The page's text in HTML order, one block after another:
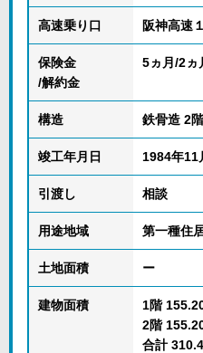
高速乗り口 阪神高速
保険金
/解約金
5ヵ月/2ヵ
構造 鉄骨造 2階
竣工年月日 1984年11
引渡し 相談
用途地域 第一種住
土地面積 ー
建物面積
1階
2階
合計